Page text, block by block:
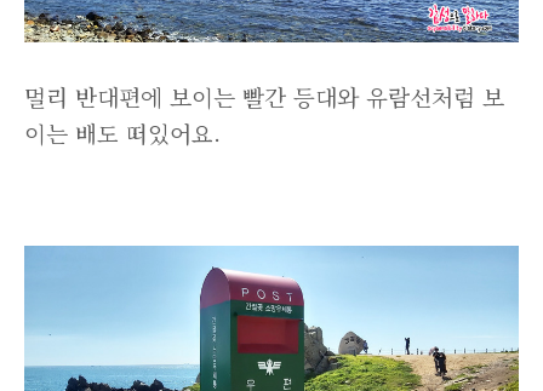
멀리 반대편에 보이는 빨간 등대와 유람선처럼 보
이는 배도 떠있어요.